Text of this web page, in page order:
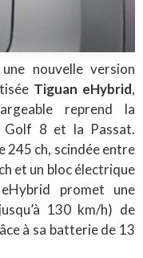
nouvelle version
Tiguan eHybrid,
reprend la
Golf 8 et la Passat.
245 ch, scindée entre
et un bloc électrique
promet une
130 km/h) de
à sa batterie de 13